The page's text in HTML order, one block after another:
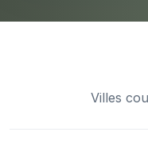
Villes